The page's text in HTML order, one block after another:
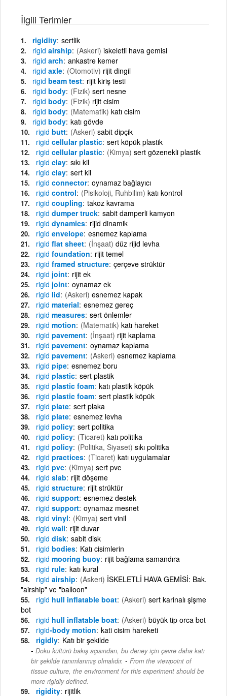
İlgili Terimler
rigidity sertlik
rigid airship (Askeri) iskeletli hava gemisi
rigid arch ankastre kemer
rigid axle (Otomotiv) rijit dingil
rigid beam test rijit kiriş testi
rigid body (Fizik) sert nesne
rigid body (Fizik) rijit cisim
rigid body (Matematik) katı cisim
rigid body katı gövde
rigid butt (Askeri) sabit dipçik
rigid cellular plastic sert köpük plastik
rigid cellular plastic (Kimya) sert gözenekli plastik
rigid clay sıkı kil
rigid clay sert kil
rigid connector oynamaz bağlayıcı
rigid control (Pisikoloji, Ruhbilim) katı kontrol
rigid coupling takoz kavrama
rigid dumper truck sabit damperli kamyon
rigid dynamics rijid dinamik
rigid envelope esnemez kaplama
rigid flat sheet (İnşaat) düz rijid levha
rigid foundation rijit temel
rigid framed structure çerçeve strüktür
rigid joint rijit ek
rigid joint oynamaz ek
rigid lid (Askeri) esnemez kapak
rigid material esnemez gereç
rigid measures sert önlemler
rigid motion (Matematik) katı hareket
rigid pavement (İnşaat) rijit kaplama
rigid pavement oynamaz kaplama
rigid pavement (Askeri) esnemez kaplama
rigid pipe esnemez boru
rigid plastic sert plastik
rigid plastic foam katı plastik köpük
rigid plastic foam sert plastik köpük
rigid plate sert plaka
rigid plate esnemez levha
rigid policy sert politika
rigid policy (Ticaret) katı politika
rigid policy (Politika, Siyaset) sıkı politika
rigid practices (Ticaret) katı uygulamalar
rigid pvc (Kimya) sert pvc
rigid slab rijit döşeme
rigid structure rijit strüktür
rigid support esnemez destek
rigid support oynamaz mesnet
rigid vinyl (Kimya) sert vinil
rigid wall rijit duvar
rigid disk sabit disk
rigid bodies Katı cisimlerin
rigid mooring buoy rijit bağlama samandıra
rigid rule katı kural
rigid airship (Askeri) İSKELETLİ HAVA GEMİSİ: Bak.
"airship" ve "balloon"
rigid hull inflatable boat (Askeri) sert karinalı şişme
bot
rigid hull inflatable boat (Askeri) büyük tip orca bot
rigid-body motion kati cisim hareketi
rigidly Katı bir şekilde
Doku kültürü bakış açısından, bu deney için çevre daha katı
bir şekilde tanımlanmış olmalıdır. - From the viewpoint of
tissue culture, the environment for this experiment should be
more rigidly defined.
rigidity rijitlik